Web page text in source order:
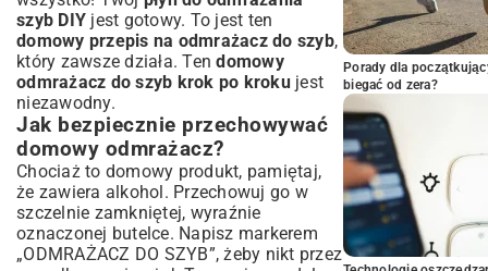
szyb DIY jest gotowy. To jest ten
domowy przepis na odmrażacz do szyb,
który zawsze działa. Tendomowy
odmrażacz do szyb krok po krokujest
niezawodny.
Jak bezpiecznie przechowywać
domowy odmrażacz?
Chociaż to domowy produkt, pamiętaj,
że zawiera alkohol. Przechowuj go w
szczelnie zamkniętej, wyraźnie
oznaczonej butelce. Napisz markerem
„ODMRAŻACZ DO SZYB”, żeby nikt przez
Porady dla
biegać od zera?